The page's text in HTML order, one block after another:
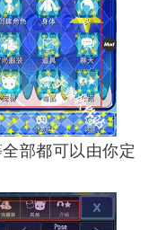
部都可以由你定